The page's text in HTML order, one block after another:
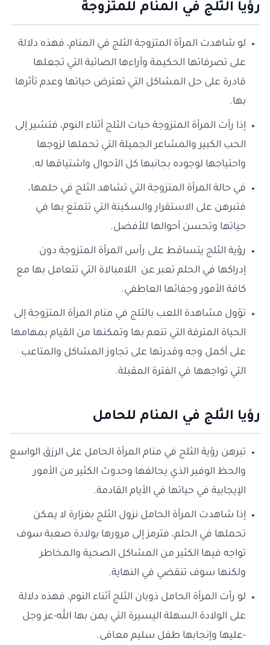
رؤيا الثلج في المنام للمتزوجة
لو شاهدت المرأة المتزوجة الثلج في المنام، فهذه دلالة
على تصرفاتها الحكيمة وأراءها الصائبة التي تجعلها
قادرة على حل المشاكل التي تعترض حياتها وعدم تأثرها
بها.
إذا رأت المرأة المتزوجة حبات الثلج أثناء النوم، فتشير إلى
الحب الكبير والمشاعر الجميلة التي تحملها لزوجها
واحتياجها لوجوده بجانبها كل الأحوال واشتياقها له.
في حالة المرأة المتزوجة التي تشاهد الثلج في حلمها،
فتبرهن على الاستقرار والسكينة التي تتمتع بها في
حياتها وتحسن أحوالها للأفضل.
رؤية الثلج يتساقط على رأس المرأة المتزوجة دون
إدراكها في الحلم تعبر عن اللامبالاة التي تتعامل بها مع
كافة الأمور وجفائها العاطفي.
تؤول مشاهدة اللعب بالثلج في منام المرأة المتزوجة إلى
الحياة المترفة التي تنعم بها وتمكنها من القيام بمهامها
على أكمل وجه وقدرتها على تجاوز المشاكل والمتاعب
التي تواجهها في الفترة المقبلة.
رؤيا الثلج في المنام للحامل
تبرهن رؤية الثلج في منام المرأة الحامل على الرزق الواسع
والحظ الوفير الذي يحالفها وحدوث الكثير من الأمور
الإيجابية في حياتها في الأيام القادمة.
إذا شاهدت المرأة الحامل نزول الثلج بغزارة لا يمكن
تحملها في الحلم، فترمز إلى مرورها بولادة صعبة سوف
تواجه فيها الكثير من المشاكل الصحية والمخاطر
ولكنها سوف تنقضي في النهاية.
لو رأت المرأة الحامل ذوبان الثلج أثناء النوم، فهذه دلالة
على الولادة السهلة اليسيرة التي يمن بها الله-عز وجل
-عليها وإنجابها طفل سليم معافى.